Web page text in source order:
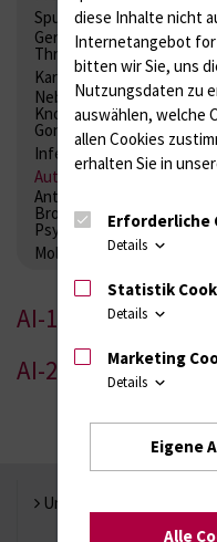
Spurenelemente
Gerinnung /
Thrombozytenfunktion /
Kardiale Marker
Nebenniere / Niere;
Knochen; Hypophyse /
Gonaden / Zyklus / Sterilität
Infektionsserologie
Autoimmundiagnostik
Antibiotika, Zystostatika,
Bronchospasmolytika,
Psychpharmaka
Molekulare Diagnostik
AI-1
AI-2
Universität Rostock
diese Inhalte nicht
Internetangebot
bitten wir Sie, uns
Nutzungsdaten zu
auswählen, welche
allen Cookies
erhalten Sie in
Erforderliche
Details
Statistik
Details
Marketing
Details
Eigene
Alle